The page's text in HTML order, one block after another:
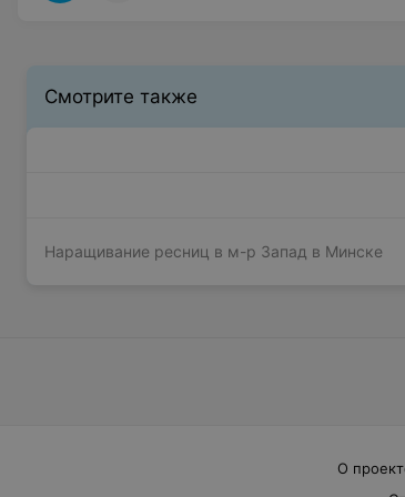
Смотрите также
Наращивание ресниц в м-р Запад в Минске
О